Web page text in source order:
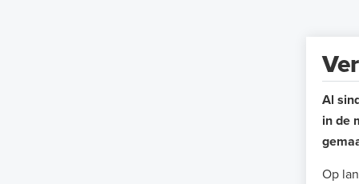
Al
in de
Op